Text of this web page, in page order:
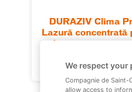
DURAZIV Clima
Lazură concentrată
We respect your
Compagnie de
allow access to